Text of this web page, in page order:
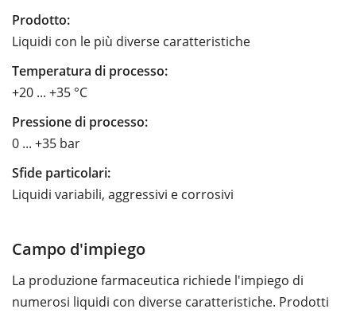
Prodotto:
Liquidi con le più diverse caratteristiche
Temperatura di processo:
+20 ... +35 °C
Pressione di processo:
0 ... +35 bar
Sfide particolari:
Liquidi variabili, aggressivi e corrosivi
Campo d'impiego
La produzione farmaceutica richiede l'impiego di
numerosi liquidi con diverse caratteristiche. Prodotti